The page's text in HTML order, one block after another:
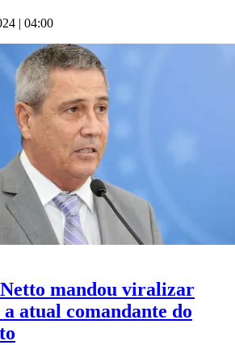
| 04:00
mandou viralizar
a atual comandante do